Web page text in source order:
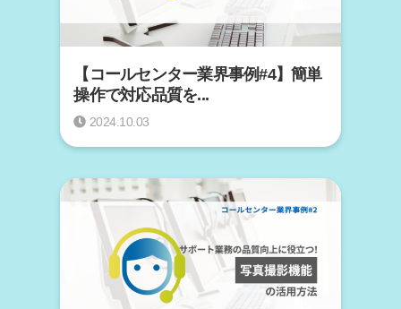
【コールセンター業界事例#4】簡単
操作で対応品質を...
2024.10.03